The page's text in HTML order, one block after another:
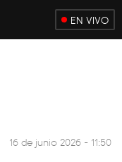
EN VIVO
16 de junio 2026 - 11:50